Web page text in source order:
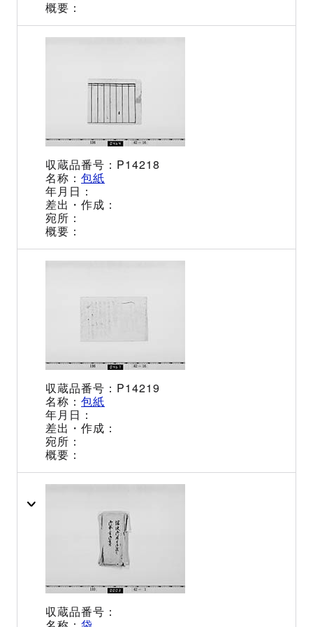
P14218
包紙
P14219
包紙